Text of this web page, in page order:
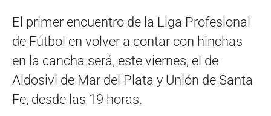
El primer encuentro de la Liga Profesional
de Fútbol en volver a contar con hinchas
en la cancha será, este viernes, el de
Aldosivi de Mar del Plata y Unión de Santa
Fe, desde las 19 horas.